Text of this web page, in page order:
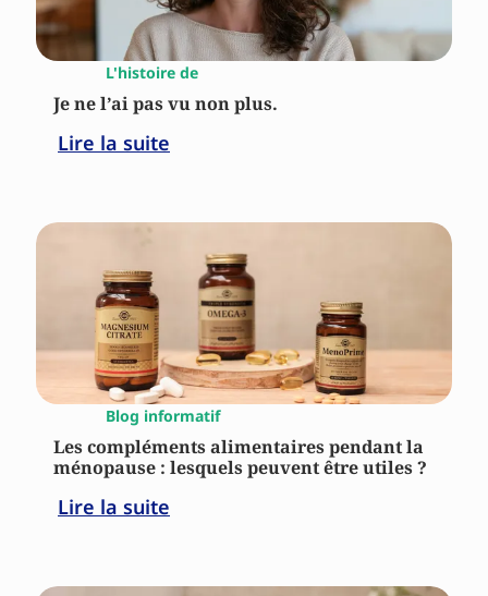
L'histoire de
Je ne l’ai pas vu non plus.
Lire la suite
Blog informatif
Les compléments alimentaires pendant la
ménopause : lesquels peuvent être utiles ?
Lire la suite